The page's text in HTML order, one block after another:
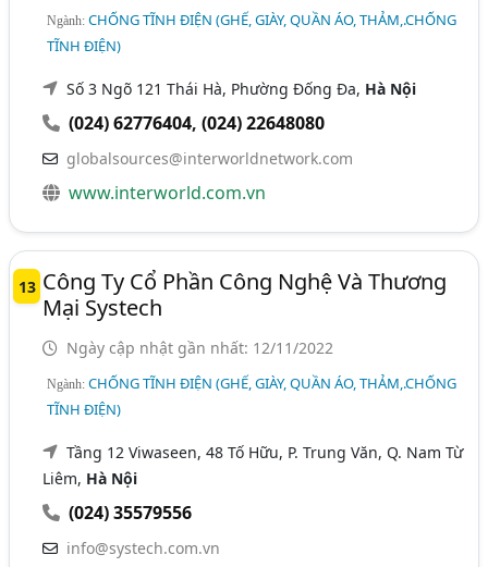
Ngành:CHỐNG TĨNH ĐIỆN (GHẾ, GIÀY, QUẦN ÁO, THẢM,.CHỐNG
TĨNH ĐIỆN)
Số 3 Ngõ 121 Thái Hà, Phường Đống Đa, Hà Nội
(024) 62776404,(024) 22648080
globalsources@interworldnetwork.com
www.interworld.com.vn
13 Công Ty Cổ Phần Công Nghệ Và Thương
Mại Systech
Ngày cập nhật gần nhất: 12/11/2022
Ngành:CHỐNG TĨNH ĐIỆN (GHẾ, GIÀY, QUẦN ÁO, THẢM,.CHỐNG
TĨNH ĐIỆN)
Tầng 12 Viwaseen, 48 Tố Hữu, P. Trung Văn, Q. Nam Từ
Liêm, Hà Nội
(024) 35579556
info@systech.com.vn